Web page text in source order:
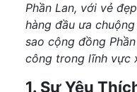
Phần Lan, với vẻ
hàng đầu ưa
sao cộng đồng
công trong lĩnh vực
1. Sự Yêu